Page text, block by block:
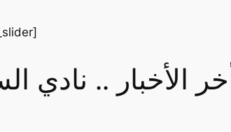
الأخبار .. نادي